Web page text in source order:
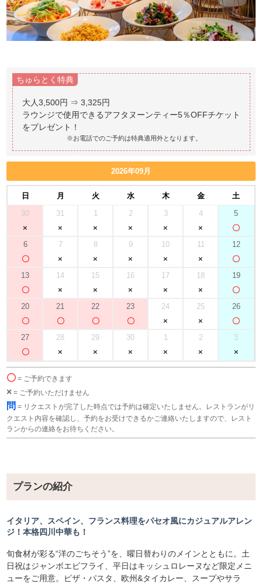
ちゅらとく特典
大人3,500円 ⇒ 3,325円
ラウンジで使用できるアフタヌーンティー5％OFFチケット
※お電話でのご予約は特典適用外となります。
2026年09月
日 月 火 水 木 金
土
30
31 1 2 3 4 5
6 7 8 9 10 11 12
13 14 15 16 17 18 19
20 21 22 23 24 25 26
27 28 29 30 1 2 3
〇 = ご予約できます
× = ご予約いただけません
問 = リクエストが完了した時点では予約は確定いたしません。レストランがリ
クエスト内容を確認し、予約をお受けできるかご連絡いたしますので、レスト
ランからの連絡をお待ちください。
プランの紹介
イタリア、スペイン、フランス料理をパセオ風にカジュアルアレン
ジ！本格四川中華も！
旬食材が彩る“洋のごちそう”を、曜日替わりのメインとともに。土
日祝はジャンボエビフライ、平日はキッシュロレーヌなど限定メニ
ューをご用意。ピザ・パスタ、欧州&タイカレー、スープやサラ